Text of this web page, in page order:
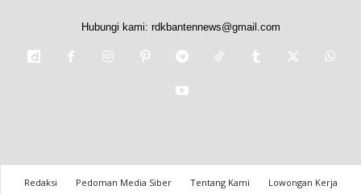
Hubungi kami: rdkbantennews@gmail.com
Redaksi Pedoman Media Siber Tentang Kami
Lowongan Kerja